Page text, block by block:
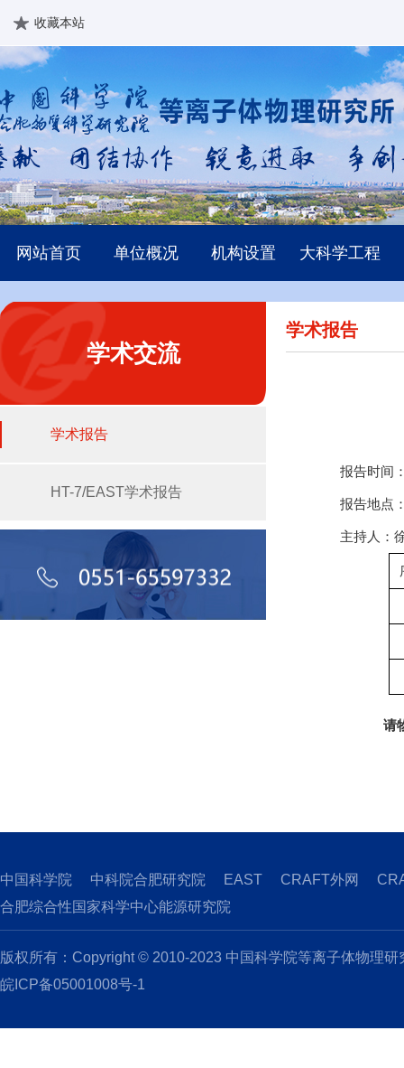
收藏本站
网站首页 单位概况 机构设置 大科学工程
学术交流
学术报告
HT-7/EAST学术报告
学术报告
报告时间
报告地点
主持人：
请
中国科学院 中科院合肥研究院 EAST CRAFT外网
合肥综合性国家科学中心能源研究院
版权所有：Copyright © 2010-2023 中国科学院等离子体物理
皖ICP备05001008号-1